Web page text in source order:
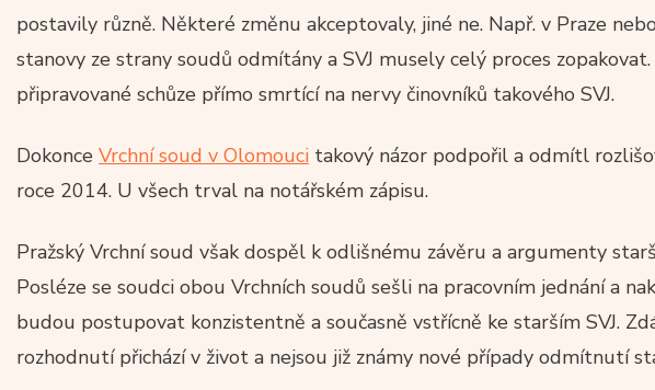
postavily různě. Některé změnu akceptovaly, jiné ne. Např. v Praze
stanovy ze strany soudů odmítány a SVJ musely celý proces
připravované schůze přímo smrtící na nervy činovníků takového SVJ.
Dokonce Vrchní soud v Olomouci takový názor podpořil a odmítl
roce 2014. U všech trval na notářském zápisu.
Pražský Vrchní soud však dospěl k odlišnému závěru a argumenty
Posléze se soudci obou Vrchních soudů sešli na pracovním jednání a
budou postupovat konzistentně a současně vstřícně ke starším SVJ.
rozhodnutí přichází v život a nejsou již známy nové případy odmítnutí